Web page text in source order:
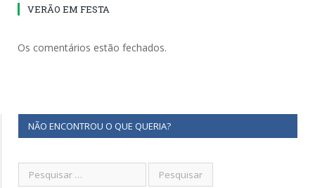
VERÃO EM FESTA
Os comentários estão fechados.
NÃO ENCONTROU O QUE QUERIA?